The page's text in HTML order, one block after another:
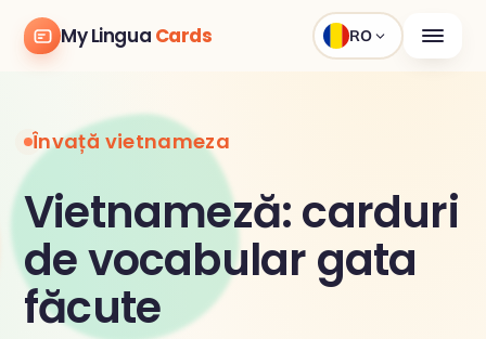
My Lingua Cards RO
Învață vietnameza
Vietnameză: carduri
de vocabular gata
făcute